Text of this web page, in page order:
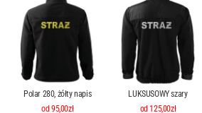
Polar 280, żółty napis
od 95,00zł
LUKSUSOWY szary
od 125,00zł